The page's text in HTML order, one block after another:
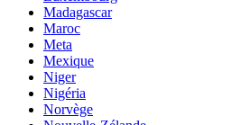
Madagascar
Maroc
Meta
Mexique
Niger
Nigéria
Norvège